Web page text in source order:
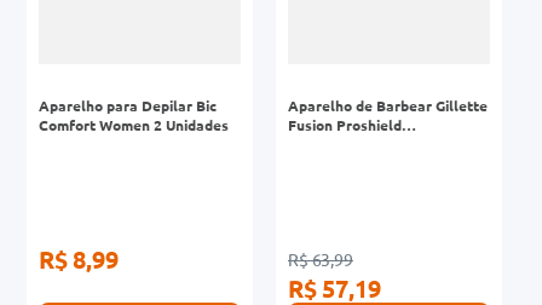
Aparelho para Depilar Bic
Comfort Women 2 Unidades
R$ 8,99
Aparelho de Barbear Gillette
Fusion Proshield
R$ 63,99
R$ 57,19